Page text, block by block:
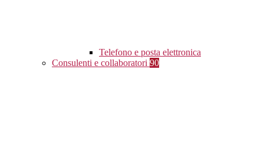
Telefono e posta elettronica
Consulenti e collaboratori 90